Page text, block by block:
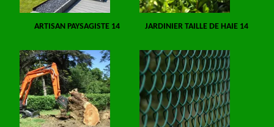
ARTISAN PAYSAGISTE 14 JARDINIER TAILLE DE HAIE 14